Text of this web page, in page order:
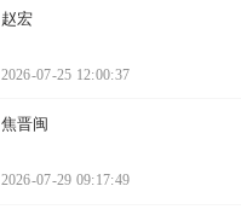
赵宏
2026-07-25 12:00:37
焦晋闽
2026-07-29 09:17:49